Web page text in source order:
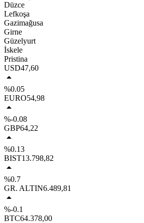
Düzce
Lefkoşa
Gazimağusa
Girne
Güzelyurt
İskele
Pristina
USD47,60
%0.05
EURO54,98
%-0.08
GBP64,22
%0.13
BIST13.798,82
%0.7
GR. ALTIN6.489,81
%-0.1
BTC64.378,00